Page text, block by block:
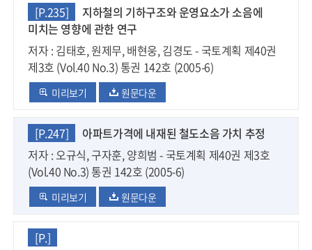
[P.235]
지하철의 기하구조와 운영요소가 소음에
미치는 영향에 관한 연구
저자 : 김태호, 원제무, 배현웅, 김경도 - 국토계획 제40권
제3호 (Vol.40 No.3) 통권 142호 (2005-6)
미리보기 원문다운
[P.247]
아파트가격에 내재된 철도소음 가치 추정
저자 : 오규식, 구자훈, 양희범 - 국토계획 제40권 제3호
(Vol.40 No.3) 통권 142호 (2005-6)
미리보기 원문다운
[P.]